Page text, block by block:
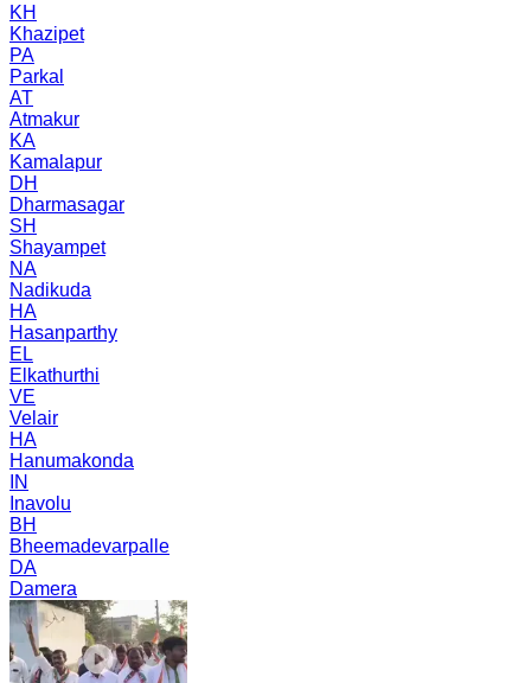
KH
Khazipet
PA
Parkal
AT
Atmakur
KA
Kamalapur
DH
Dharmasagar
SH
Shayampet
NA
Nadikuda
HA
Hasanparthy
EL
Elkathurthi
VE
Velair
HA
Hanumakonda
IN
Inavolu
BH
Bheemadevarpalle
DA
Damera